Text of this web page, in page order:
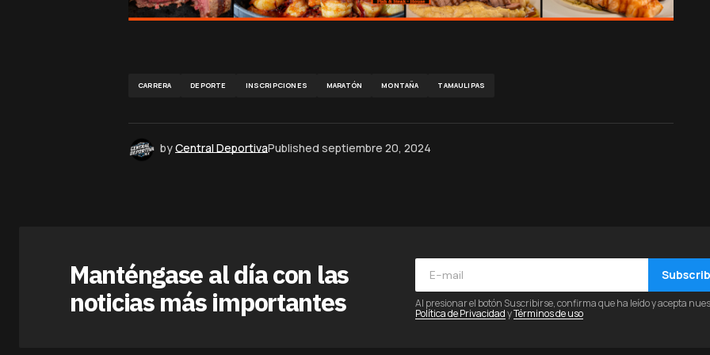
CARRERA DEPORTE INSCRIPCIONES MARATÓN MONTAÑA TAMAULIPAS
byCentral DeportivaPublished septiembre 20, 2024
Manténgase al día con las
noticias más importantes
Al presionar el botón Suscribirse, confirma que ha leído y acepta
Política de PrivacidadyTérminos de uso